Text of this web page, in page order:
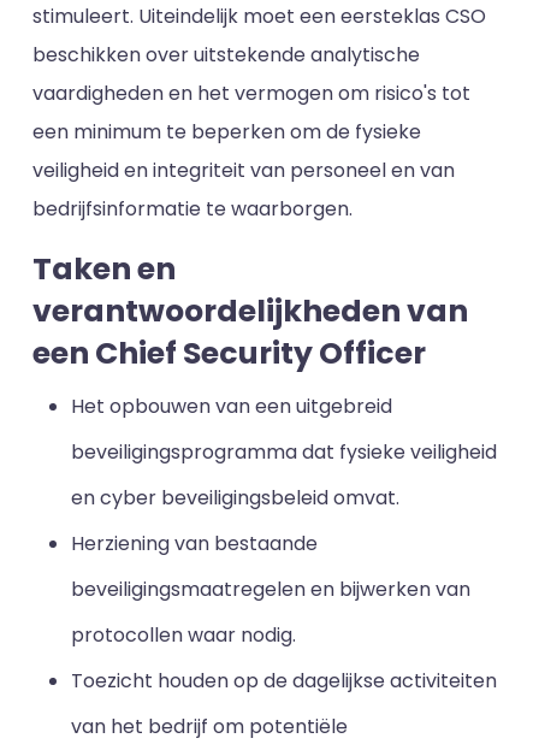
stimuleert. Uiteindelijk moet een eersteklas CSO
beschikken over uitstekende analytische
vaardigheden en het vermogen om risico's tot
een minimum te beperken om de fysieke
veiligheid en integriteit van personeel en van
bedrijfsinformatie te waarborgen.
Taken en
verantwoordelijkheden van
een Chief Security Officer
Het opbouwen van een uitgebreid
beveiligingsprogramma dat fysieke veiligheid
en cyber beveiligingsbeleid omvat.
Herziening van bestaande
beveiligingsmaatregelen en bijwerken van
protocollen waar nodig.
Toezicht houden op de dagelijkse activiteiten
van het bedrijf om potentiële